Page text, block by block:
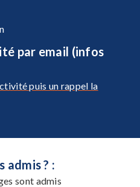
par email (infos
puis un rappel la
admis ? :
sont admis